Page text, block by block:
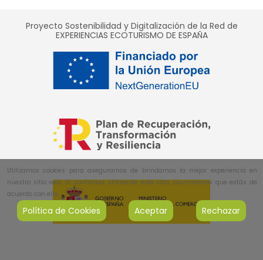
Proyecto Sostenibilidad y Digitalización de la Red de
EXPERIENCIAS ECOTURISMO DE ESPAÑA
Utilizamos cookies para asegurarnos de brindarnos la mejor experiencia en
nuestro sitio web. Si continúas utilizando este sitio, asumiremos que estás de
acuerdo con ello.
Política de Cookies Aceptar Rechazar